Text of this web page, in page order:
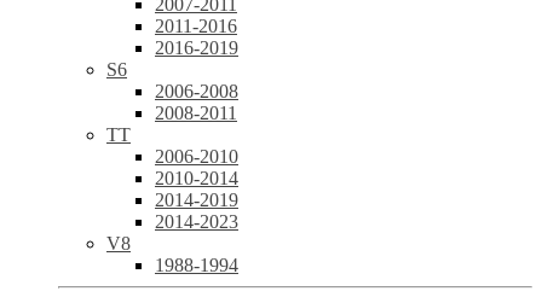
2007-2011
2011-2016
2016-2019
S6
2006-2008
2008-2011
TT
2006-2010
2010-2014
2014-2019
2014-2023
V8
1988-1994